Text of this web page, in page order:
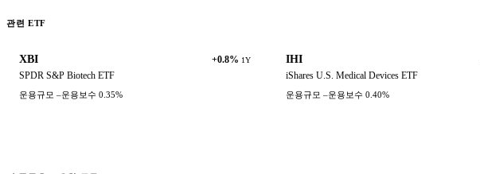
관련 ETF
XBI +0.8% 1Y
SPDR S&P Biotech ETF
운용규모 –운용보수 0.35%
IHI
iShares U.S. Medical Devices ETF
운용규모 –운용보수 0.40%